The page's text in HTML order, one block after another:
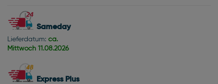
Sameday
Lieferdatum: ca.
Mittwoch 11.08.2026
Express Plus